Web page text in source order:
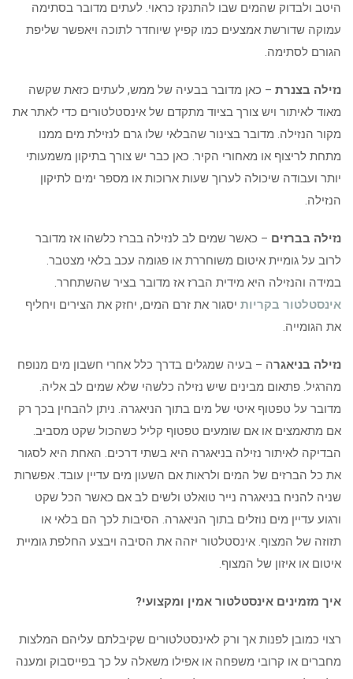
היטב ולבדוק שהמים שבו להתנקז כראוי. לעתים מדובר בסתימה
עמוקה שדורשת אמצעים כמו קפיץ שיוחדר לתוכה ויאפשר שליפת
הגורם לסתימה.
נזילה בצנרת – כאן מדובר בבעיה של ממש, לעתים כזאת שקשה
מאוד לאיתור ויש צורך בציוד מתקדם של אינסטלטורים כדי לאתר את
מקור הנזילה. מדובר בצינור שהבלאי שלו גרם לנזילת מים ממנו
מתחת לריצוף או מאחורי הקיר. כאן כבר יש צורך בתיקון משמעותי
יותר ועבודה שיכולה לערוך שעות ארוכות או מספר ימים לתיקון
הנזילה.
נזילה בברזים – כאשר שמים לב לנזילה בברז כלשהו אז מדובר
לרוב על גומיית איטום משוחררת או פגומה עכב בלאי מצטבר.
במידה והנזילה היא מידית הברז אז מדובר בציר שהשתחרר.
אינסטלטור בקריות יסגור את זרם המים, יחזק את הצירים ויחליף
את הגומייה.
נזילה בניאגרה – בעיה שמגלים בדרך כלל אחרי חשבון מים מנופח
מהרגיל. פתאום מבינים שיש נזילה כלשהי שלא שמים לב אליה.
מדובר על טפטוף איטי של מים בתוך הניאגרה. ניתן להבחין בכך רק
אם מתאמצים או אם שומעים טפטוף קליל כשהכול שקט מסביב.
הבדיקה לאיתור נזילה בניאגרה היא בשתי דרכים. האחת היא לסגור
את כל הברזים של המים ולראות אם השעון מים עדיין עובד. אפשרות
שניה להניח בניאגרה נייר טואלט ולשים לב אם כאשר הכל שקט
ורגוע עדיין מים נוזלים בתוך הניאגרה. הסיבות לכך הם בלאי או
תזוזה של המצוף. אינסטלטור יזהה את הסיבה ויבצע החלפת גומיית
איטום או איזון של המצוף.
איך מזמינים אינסטלטור אמין ומקצועי?
רצוי כמובן לפנות אך ורק לאינסטלטורים שקיבלתם עליהם המלצות
מחברים או קרובי משפחה או אפילו משאלה על כך בפייסבוק ומענה